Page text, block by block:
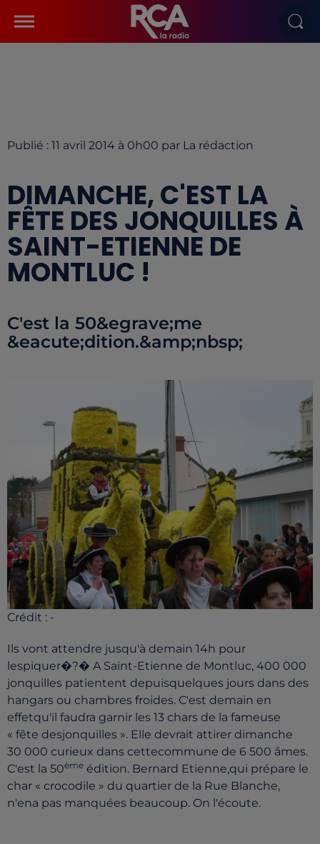
Publié : 11 avril 2014 à 0h00 par La rédaction
DIMANCHE, C'EST LA
FÊTE DES JONQUILLES À
SAINT-ETIENNE DE
MONTLUC !
C'est la 50&egrave;me
&eacute;dition.&amp;nbsp;
Crédit : -
Ils vont attendre jusqu'à demain 14h pour
lespiquer�?� A Saint-Etienne de Montluc, 400 000
jonquilles patientent depuisquelques jours dans des
hangars ou chambres froides. C'est demain en
effetqu'il faudra garnir les 13 chars de la fameuse
« fête desjonquilles ». Elle devrait attirer dimanche
30 000 curieux dans cettecommune de 6 500 âmes.
C'est la 50ème édition. Bernard Etienne,qui prépare le
char « crocodile » du quartier de la Rue Blanche,
n'ena pas manquées beaucoup. On l'écoute.